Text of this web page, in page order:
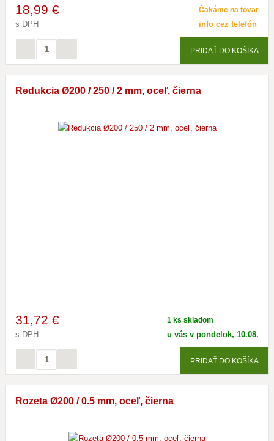
18,99 €
s DPH
Čakáme na tovar
info cez telefón
PRIDAŤ DO KOŠÍKA
Redukcia Ø200 / 250 / 2 mm, oceľ, čierna
31,72 €
s DPH
1 ks skladom
u vás v pondelok, 10.08.
PRIDAŤ DO KOŠÍKA
Rozeta Ø200 / 0.5 mm, oceľ, čierna